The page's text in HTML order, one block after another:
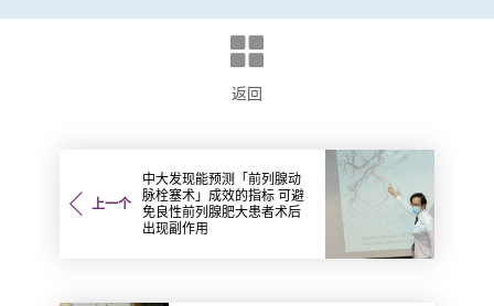
返回
上一个
中大发现能预测「前列腺动
脉栓塞术」成效的指标 可避
免良性前列腺肥大患者术后
出现副作用